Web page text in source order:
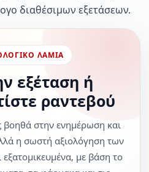
διαθέσιμων εξετάσεων.
ΛΑΜΙΑ
εξέταση ή
ραντεβού
βοηθά στην ενημέρωση και
η σωστή αξιολόγηση των
εξατομικευμένα, με βάση το